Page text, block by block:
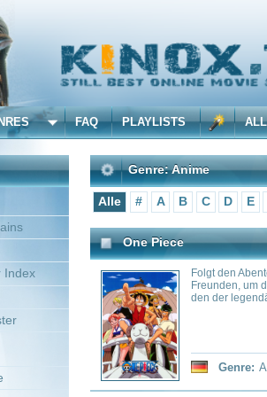
FAQ
Genre: Anime
Alle A B C D E F G H I J
One Piece
Folgt den Abenteuern von Monkey
Freunden, um den größten Schatz
den der legendäre Pirat Gol D
Genre:
Blue Eye Samurai
Eine junge Kriegerin will sich an
Japan der Edo-Zeit zur
schreckt dabei auch vor